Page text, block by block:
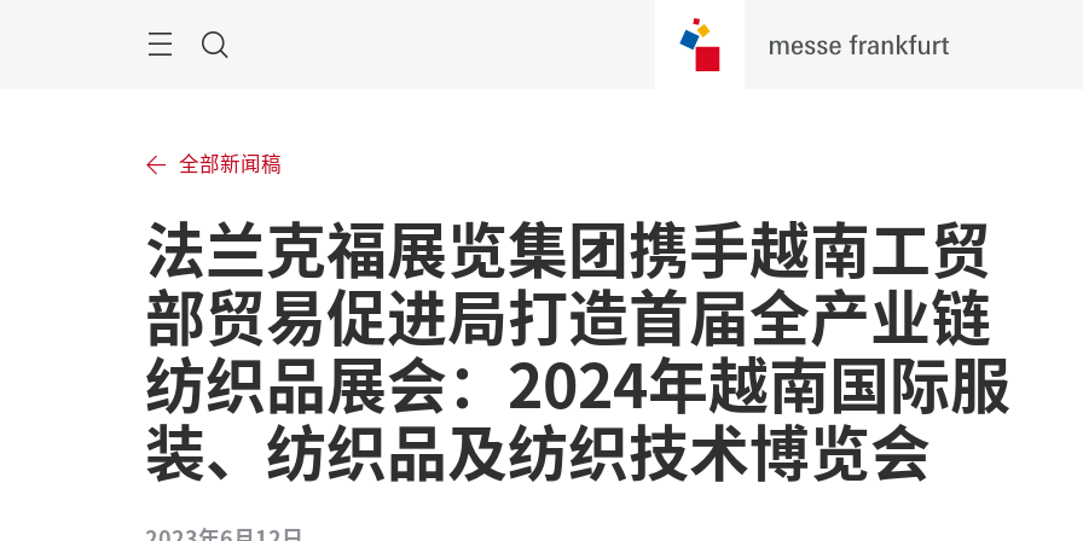
搜
全部新闻稿
法兰克福展览集团携手越南工贸
部贸易促进局打造首届全产业链
纺织品展会：2024年越南国际服
装、纺织品及纺织技术博览会